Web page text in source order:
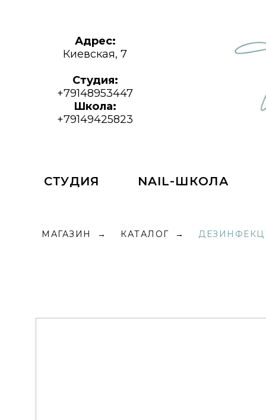
Адрес:
Киевская, 7
Студия:
+79148953447
Школа:
+79149425823
СТУДИЯ NAIL-ШКОЛА
МАГАЗИН → КАТАЛОГ →